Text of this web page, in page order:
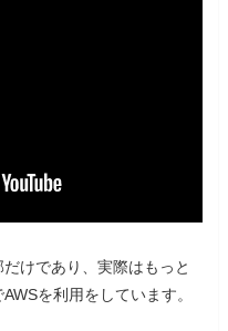
けであり、実際はもっと
を利用をしています。